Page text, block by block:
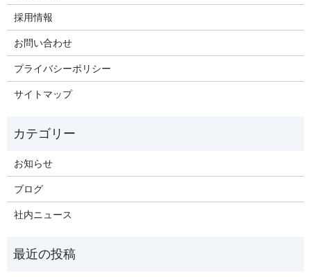
採用情報
お問い合わせ
プライバシーポリシー
サイトマップ
お知らせ
ブログ
社内ニュース